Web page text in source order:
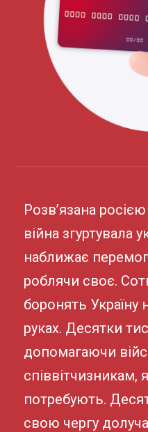
Розв’язана
війна згуртувала
наближає
роблячи своє.
боронять Україну
руках. Десятки
допомагаючи
співвітчизникам,
потребують.
свою чергу